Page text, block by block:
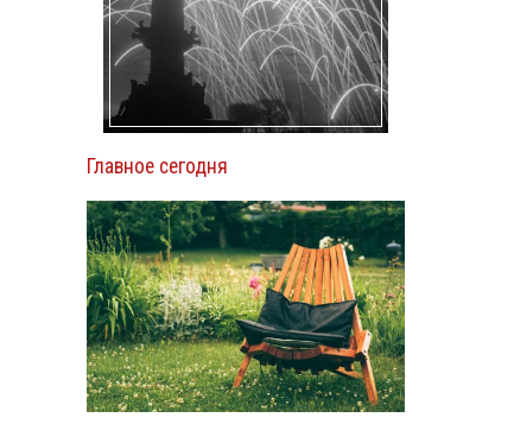
Главное сегодня